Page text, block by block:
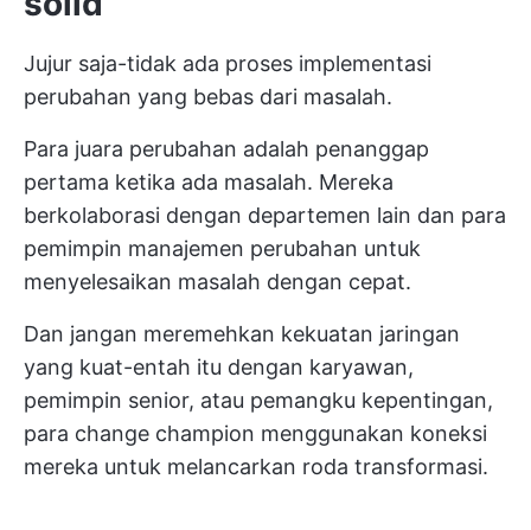
Jujur saja-tidak ada proses implementasi
perubahan yang bebas dari masalah.
Para juara perubahan adalah penanggap
pertama ketika ada masalah. Mereka
berkolaborasi dengan departemen lain dan para
pemimpin manajemen perubahan untuk
menyelesaikan masalah dengan cepat.
Dan jangan meremehkan kekuatan jaringan
yang kuat-entah itu dengan karyawan,
pemimpin senior, atau pemangku kepentingan,
para change champion menggunakan koneksi
mereka untuk melancarkan roda transformasi.